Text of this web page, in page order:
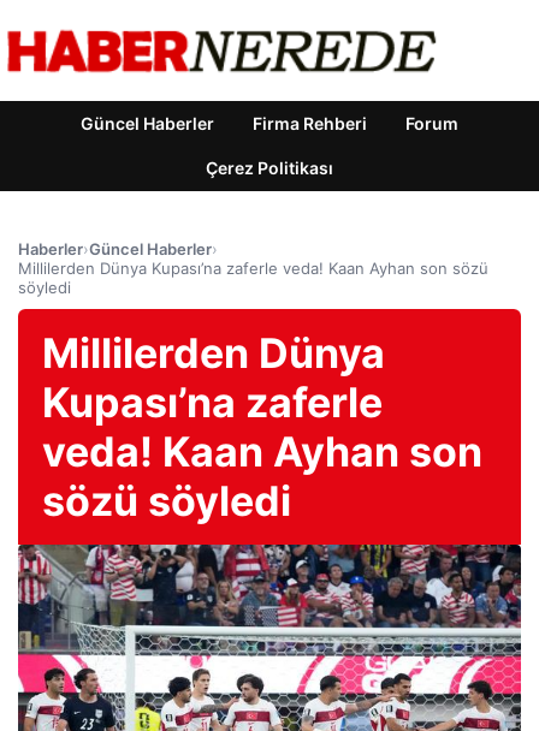
Güncel Haberler Firma Rehberi Forum
Çerez Politikası
Haberler›Güncel Haberler›
Millilerden Dünya Kupası’na zaferle veda! Kaan Ayhan son sözü
söyledi
Millilerden Dünya
Kupası’na zaferle
veda! Kaan Ayhan son
sözü söyledi